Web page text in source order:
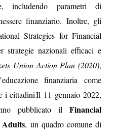
includendo parametri di
finanziario. Inoltre, gli
Strategies for Financial
strategie nazionali efficaci e
Union Action Plan (2020),
finanziaria come
i cittadini Il 11 gennaio 2022,
pubblicato il Financial
, un quadro comune di